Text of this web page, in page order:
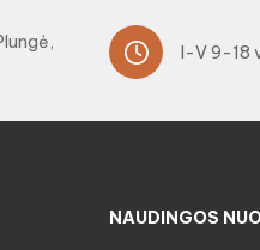
I-V 9-18
NAUDINGOS